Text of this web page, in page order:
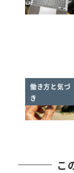
働き方と気づ
き
こ